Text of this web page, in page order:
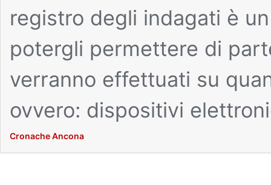
registro degli indagati è
potergli permettere di
verranno effettuati su
ovvero: dispositivi
Cronache Ancona